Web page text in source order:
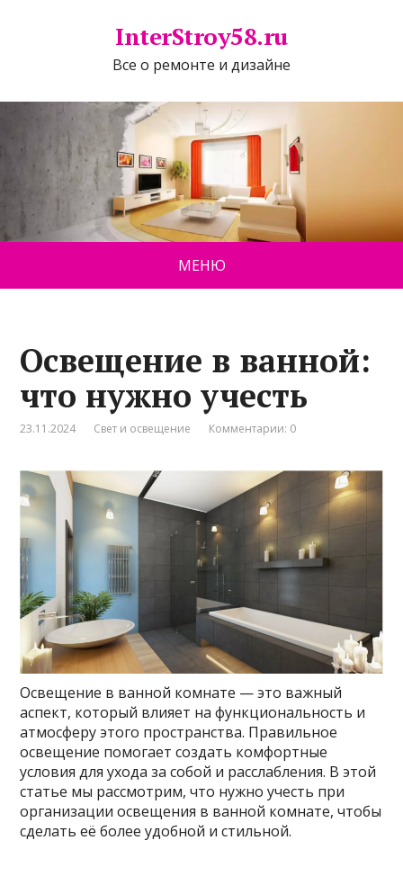
InterStroy58.ru
Все о ремонте и дизайне
МЕНЮ
Освещение в ванной:
что нужно учесть
23.11.2024 Свет и освещение Комментарии: 0
Освещение в ванной комнате — это важный
аспект, который влияет на функциональность и
атмосферу этого пространства. Правильное
освещение помогает создать комфортные
условия для ухода за собой и расслабления. В этой
статье мы рассмотрим, что нужно учесть при
организации освещения в ванной комнате, чтобы
сделать её более удобной и стильной.